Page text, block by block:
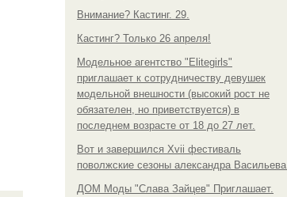
Внимание? Кастинг. 29.
Кастинг? Только 26 апреля!
Модельное агентство "Elitegirls"
приглашает к сотрудничеству девушек
модельной внешности (высокий рост не
обязателен, но приветствуется) в
последнем возрасте от 18 до 27 лет.
Вот и завершился Xvii фестиваль
поволжские сезоны александра Васильева.
ДОМ Моды "Слава Зайцев" Приглашает.